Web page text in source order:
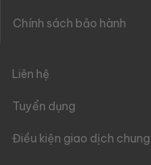
Chính sách bảo hành
Liên hệ
Tuyển dụng
Điều kiện giao dịch chung